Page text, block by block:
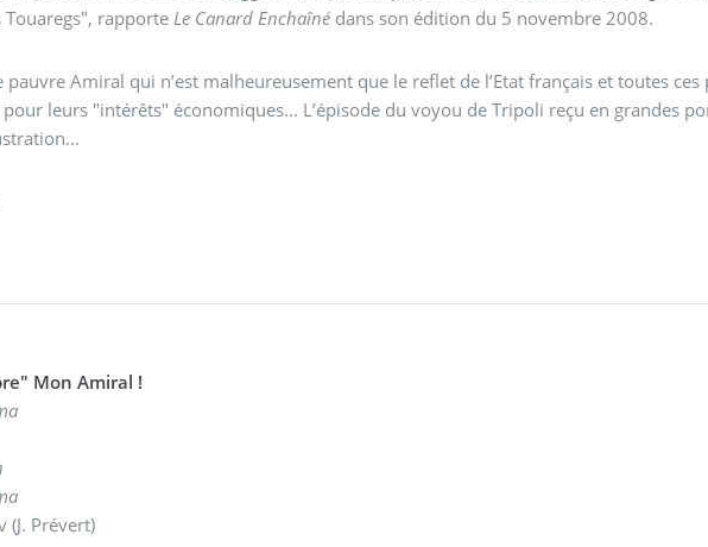
rapporte Le Canard Enchaîné dans son édition du 5 novembre 2008.
pauvre Amiral qui n’est malheureusement que le reflet de l’Etat français et toutes
leurs "intérêts" économiques... L’épisode du voyou de Tripoli reçu en grandes
Mon Amiral !
(J. Prévert)